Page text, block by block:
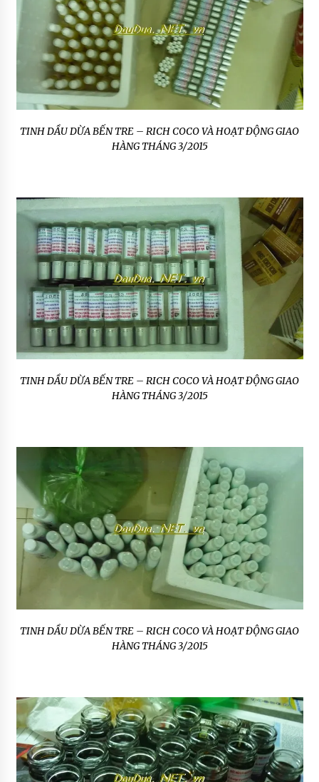
TINH DẦU DỪA BẾN TRE – RICH COCO VÀ HOẠT ĐỘNG GIAO
HÀNG THÁNG 3/2015
TINH DẦU DỪA BẾN TRE – RICH COCO VÀ HOẠT ĐỘNG GIAO
HÀNG THÁNG 3/2015
TINH DẦU DỪA BẾN TRE – RICH COCO VÀ HOẠT ĐỘNG GIAO
HÀNG THÁNG 3/2015